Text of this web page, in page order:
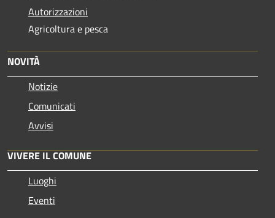
Autorizzazioni
Agricoltura e pesca
NOVITÀ
Notizie
Comunicati
Avvisi
VIVERE IL COMUNE
Luoghi
Eventi